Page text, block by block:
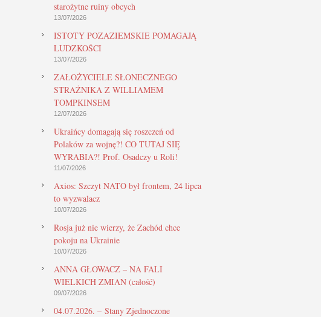
starożytne ruiny obcych
13/07/2026
ISTOTY POZAZIEMSKIE POMAGAJĄ
LUDZKOŚCI
13/07/2026
ZAŁOŻYCIELE SŁONECZNEGO
STRAŻNIKA Z WILLIAMEM
TOMPKINSEM
12/07/2026
Ukraińcy domagają się roszczeń od
Polaków za wojnę?! CO TUTAJ SIĘ
WYRABIA?! Prof. Osadczy u Roli!
11/07/2026
Axios: Szczyt NATO był frontem, 24 lipca
to wyzwalacz
10/07/2026
Rosja już nie wierzy, że Zachód chce
pokoju na Ukrainie
10/07/2026
ANNA GŁOWACZ – NA FALI
WIELKICH ZMIAN (całość)
09/07/2026
04.07.2026. – Stany Zjednoczone